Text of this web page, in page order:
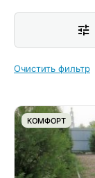
Очистить фильтр
КОМФОРТ